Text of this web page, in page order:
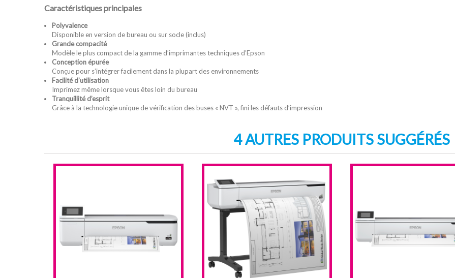
Caractéristiques principales
Polyvalence
Disponible en version de bureau ou sur socle (inclus)
Grande compacité
Modèle le plus compact de la gamme d’imprimantes techniques d’Epson
Conception épurée
Conçue pour s’intégrer facilement dans la plupart des environnements
Facilité d’utilisation
Imprimez même lorsque vous êtes loin du bureau
Tranquillité d’esprit
Grâce à la technologie unique de vérification des buses « NVT », fini les défauts d’impression
4 AUTRES PRODUITS SUGGÉRÉS